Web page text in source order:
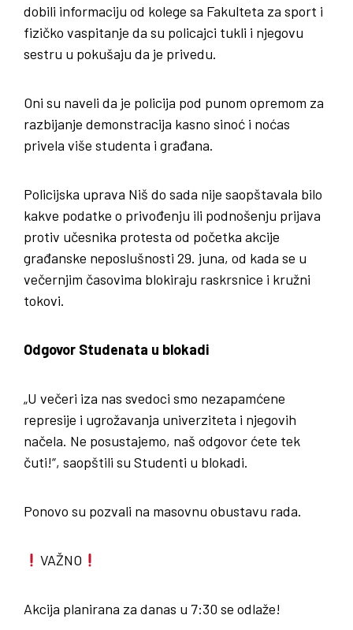
dobili informaciju od kolege sa Fakulteta za sport i
fizičko vaspitanje da su policajci tukli i njegovu
sestru u pokušaju da je privedu.
Oni su naveli da je policija pod punom opremom za
razbijanje demonstracija kasno sinoć i noćas
privela više studenta i građana.
Policijska uprava Niš do sada nije saopštavala bilo
kakve podatke o privođenju ili podnošenju prijava
protiv učesnika protesta od početka akcije
građanske neposlušnosti 29. juna, od kada se u
večernjim časovima blokiraju raskrsnice i kružni
tokovi.
Odgovor Studenata u blokadi
„U večeri iza nas svedoci smo nezapamćene
represije i ugrožavanja univerziteta i njegovih
načela. Ne posustajemo, naš odgovor ćete tek
čuti!“, saopštili su Studenti u blokadi.
Ponovo su pozvali na masovnu obustavu rada.
VAŽNO
Akcija planirana za danas u 7:30 se odlaže!